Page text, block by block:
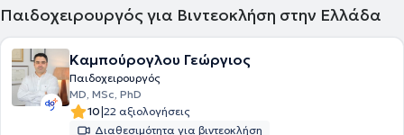
Παιδοχειρουργός για Βιντεοκλήση στην Ελλάδα
Καμπούρογλου Γεώργιος
Παιδοχειρουργός
MD, MSc, PhD
10|22 αξιολογήσεις
Διαθεσιμότητα για βιντεοκλήση